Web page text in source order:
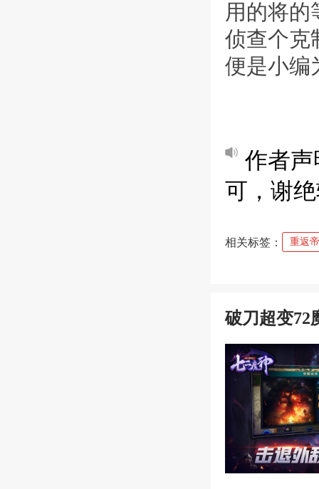
用的将的
侦查个克
便是小编
作者
可，谢
相关标签： 重返
破刀超变72